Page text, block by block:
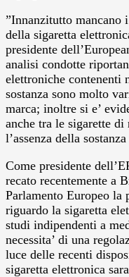
”Innanzitutto mancano
della sigaretta
presidente
analisi condotte
elettroniche contenenti
sostanza sono molto
marca; inoltre si e’
anche tra le sigarette
l’assenza della
Come presidente
recato recentemente a
Parlamento Europeo la
riguardo la sigaretta
studi indipendenti a
necessita’ di una
luce delle recenti
sigaretta elettronica